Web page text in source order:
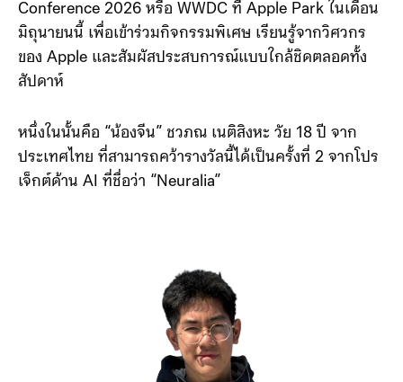
ขณะที่ผู้ชนะระดับ Distinguished Winner จำนวน 50 คน
จะได้รับเชิญให้เข้าร่วมงาน Worldwide Developers
Conference 2026 หรือ WWDC ที่ Apple Park ในเดือน
มิถุนายนนี้ เพื่อเข้าร่วมกิจกรรมพิเศษ เรียนรู้จากวิศวกร
สัปดาห์
หนึ่งในนั้นคือ “น้องจีน” ชวภณ เนติสิงหะ วัย 18 ปี จาก